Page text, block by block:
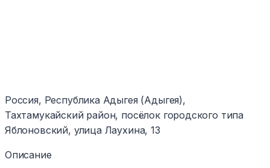
Россия, Республика Адыгея (Адыгея),
Тахтамукайский район, посёлок городского типа
Яблоновский, улица Лаухина, 13
Описание